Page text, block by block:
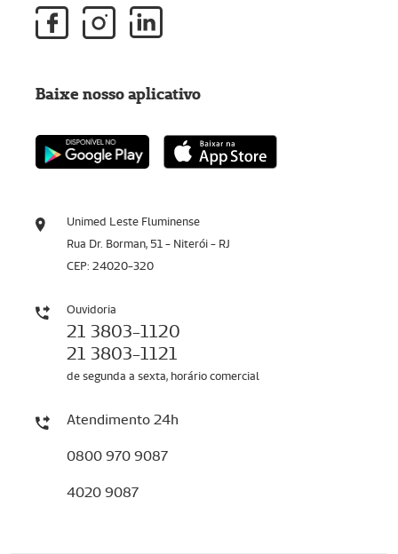
Unimed Leste Fluminense
Rua Dr. Borman, 51 - Niterói - RJ
CEP: 24020-320
Ouvidoria
21 3803-1120
21 3803-1121
de segunda a sexta, horário comercial
Atendimento 24h
0800 970 9087
4020 9087
Baixe nosso aplicativo